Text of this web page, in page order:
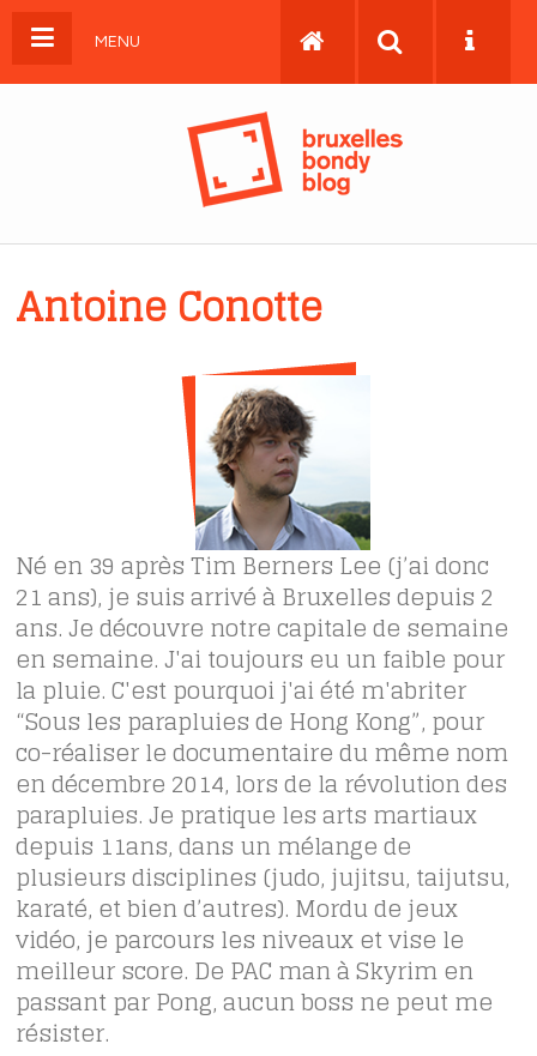
MENU
Antoine Conotte
Né en 39 après Tim Berners Lee (j’ai donc
21 ans), je suis arrivé à Bruxelles depuis 2
ans. Je découvre notre capitale de semaine
en semaine. J'ai toujours eu un faible pour
la pluie. C'est pourquoi j'ai été m'abriter
“Sous les parapluies de Hong Kong”, pour
co-réaliser le documentaire du même nom
en décembre 2014, lors de la révolution des
parapluies. Je pratique les arts martiaux
depuis 11ans, dans un mélange de
plusieurs disciplines (judo, jujitsu, taijutsu,
karaté, et bien d’autres). Mordu de jeux
vidéo, je parcours les niveaux et vise le
meilleur score. De PAC man à Skyrim en
passant par Pong, aucun boss ne peut me
résister.